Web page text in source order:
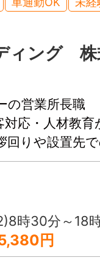
ィング
の営業所長職
応・人材教育
りや設置先
市・海老名市
車：普通自
募してくだ
緒に勉強して
時30分～18
円